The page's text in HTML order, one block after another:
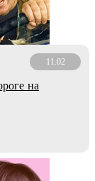
11.02
на